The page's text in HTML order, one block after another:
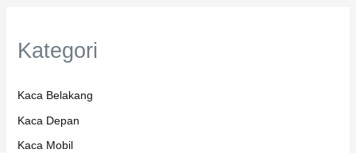
Kategori
Kaca Belakang
Kaca Depan
Kaca Mobil